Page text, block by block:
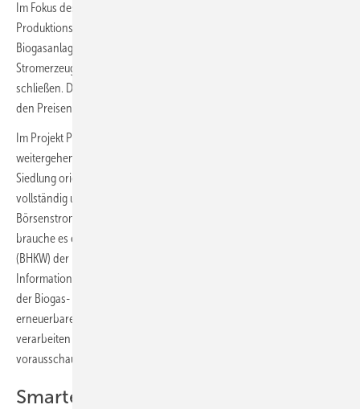
Im Fokus des Projektes stand die so genannte Residuallast in den
Produktionslücken von Sonne und Wind: Mit Strom aus flexibilisierten
Biogasanlagen lassen sich Lücken zwischen der wetterabhängigen
Stromerzeugung aus Wind und Sonne und dem tatsächlichen Bedarf
schließen. Der Biogasbetreiber orientiert sich dabei üblicherweise an
den Preisen der Strombörse.
Im Projekt PowerLand 4.2 wollten die Forschenden einen Schritt
weitergehen und sich am Strom- und Wärmebedarf einer konkreten
Siedlung orientieren. Dabei sollte die Biogasanlage möglichst
vollständig und automatisiert für Strom und Wärme sorgen.
Börsenstrompreise reichen dafür als Signale nicht aus. Stattdessen
brauche es eine intelligente Steuerung für das Blockheizkraftwerk
(BHKW) der Biogasanlage, so die Wissenschaftler. Diese müsse
Informationen über den lokalen Strom- und Wärmebedarf, Füllstände
der Biogas- und Wärmespeicher und die Erzeugung aller sonstigen
erneuerbaren Anlagen vor Ort für die nächsten Tage kennen,
verarbeiten und daraus sinnvolle Fahrpläne für das BHKW und
vorausschauende Fütterungspläne für die Fermenter ableiten.
Smarte Fütterung der Biogasanlage